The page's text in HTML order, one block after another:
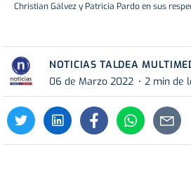
Christian Gálvez y Patricia Pardo en sus
NOTICIAS TALDEA
06 de Marzo 2022
2 min de